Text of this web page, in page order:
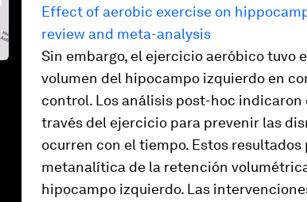
Effect of aerobic exercise on
review and meta-analysis
Sin embargo, el ejercicio aeróbico
volumen del hipocampo izquierdo en
control. Los análisis post-hoc indicaron
través del ejercicio para prevenir las
ocurren con el tiempo. Estos
metanalítica de la retención
hipocampo izquierdo. Las